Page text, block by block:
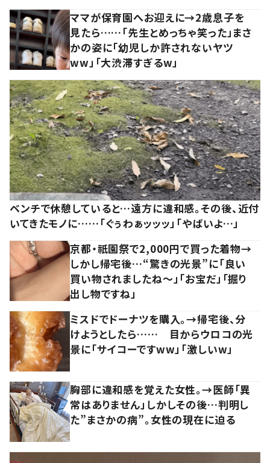
ママが保育園へお迎えに→2歳息子を
見たら……「先生とめっちゃ笑った」まさ
かの姿に「幼児しか許されないヤツ
ww」「大渋滞すぎるw」
ベンチで休憩していると…遠方に違和感。その後、近付
いてきたモノに……「ぐぅわぁッッッ」「やばいよ…」
京都・祇園祭で2,000円で買った着物→
しかし帰宅後…“驚きの光景”に「良い
買い物されましたね～」「お宝だ」「掘り
出し物ですね」
ミスドでドーナツを購入。→帰宅後、分
けようとしたら…… 目からウロコの光
景に「サイコーですww」「激しいw」
胸部に違和感を覚えた女性。→医師「異
常はありません」しかしその後…判明し
た”まさかの病”。女性の現在に迫る